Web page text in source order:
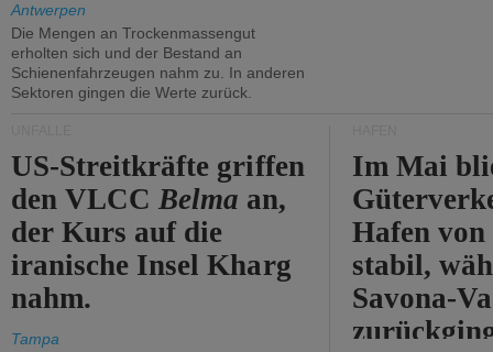
Antwerpen
Die Mengen an Trockenmassengut
erholten sich und der Bestand an
Schienenfahrzeugen nahm zu. In anderen
Sektoren gingen die Werte zurück.
US-Streitkräfte griffen
den VLCCBelma an,
der Kurs auf die
iranische Insel Kharg
nahm.
Tampa
Im Mai
Hafen von
stabil,
Savona-